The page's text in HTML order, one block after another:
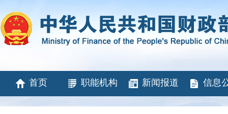
首页 职能机构 新闻报道 信息